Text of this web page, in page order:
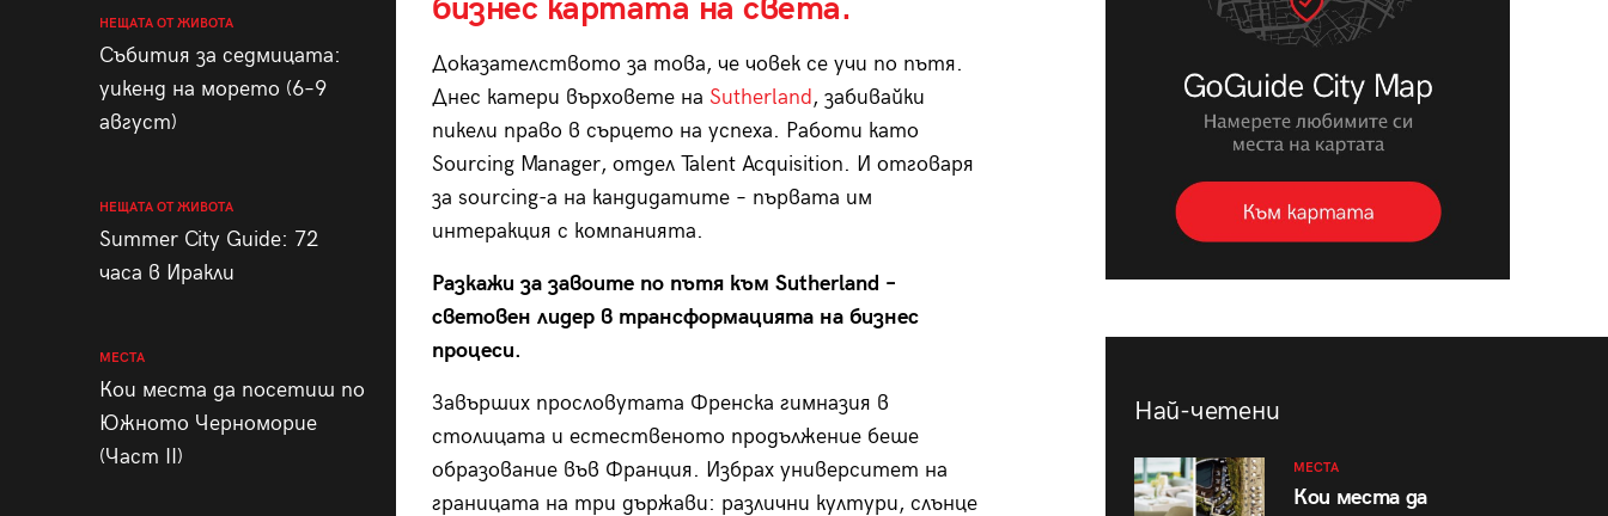
НЕЩАТА ОТ ЖИВОТА
Събития за седмицата:
уикенд на морето (6–9
август)
НЕЩАТА ОТ ЖИВОТА
Summer City Guide: 72
часа в Иракли
МЕСТА
Кои места да посетиш по
Южното Черноморие
(Част II)
бизнес картата на света.
Доказателството за това, че човек се учи по пътя.
Днес катери върховете на Sutherland, забивайки
пикели право в сърцето на успеха. Работи като
Sourcing Manager, отдел Talent Acquisition. И отговаря
за sourcing-a на кандидатите – първата им
интеракция с компанията.
Разкажи за завоите по пътя към Sutherland –
световен лидер в трансформацията на бизнес
процеси.
Завърших прословутата Френска гимназия в
столицата и естественото продължение беше
образование във Франция. Избрах университет на
границата на три държави: различни култури, слънце
Най-четени
МЕСТА
Кои места да